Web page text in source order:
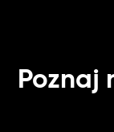
Poznaj